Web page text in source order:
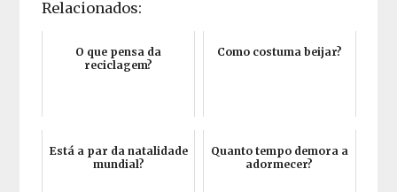
Relacionados:
O que pensa da
reciclagem?
Como costuma beijar?
Está a par da natalidade
mundial?
Quanto tempo demora a
adormecer?